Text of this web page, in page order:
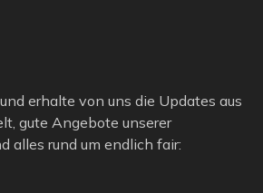
erhalte von uns die Updates aus
gute Angebote unserer
alles rund um endlich fair: